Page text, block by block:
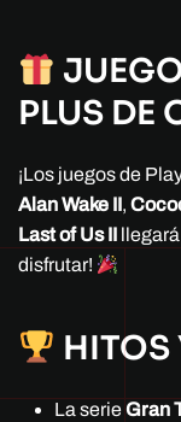
PLUS DE
¡Los juegos de
Alan Wake II,
Last of Us II
disfrutar!
HITOS
La serieGran